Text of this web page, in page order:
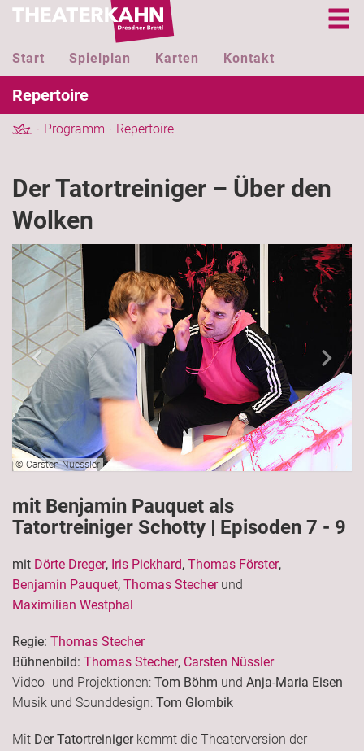
Start Spielplan Karten Kontakt
Repertoire
Programm Repertoire
Der Tatortreiniger – Über den
Wolken
© Carsten Nuessler
Previous Next
mit Benjamin Pauquet als
Tatortreiniger Schotty | Episoden 7 - 9
mit Dörte Dreger, Iris Pickhard, Thomas Förster,
Benjamin Pauquet, Thomas Stecherund
Maximilian Westphal
Regie: Thomas Stecher
Bühnenbild: Thomas Stecher, Carsten Nüssler
Video- und Projektionen: Tom Böhm und Anja-Maria Eisen
Musik und Sounddesign: Tom Glombik
Mit Der Tatortreinigerkommt die Theaterversion der